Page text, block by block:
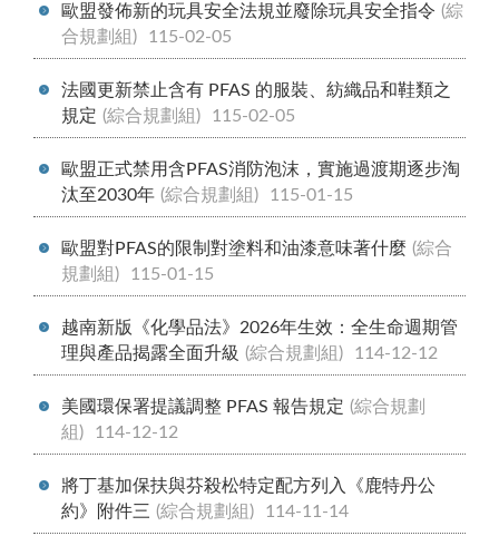
歐盟發佈新的玩具安全法規並廢除玩具安全指令 (綜
合規劃組)
115-02-05
法國更新禁止含有 PFAS 的服裝、紡織品和鞋類之
規定 (綜合規劃組) 115-02-05
歐盟正式禁用含PFAS消防泡沫，實施過渡期逐步淘
汰至2030年 (綜合規劃組) 115-01-15
歐盟對PFAS的限制對塗料和油漆意味著什麼 (綜合
規劃組)
115-01-15
越南新版《化學品法》2026年生效：全生命週期管
理與產品揭露全面升級 (綜合規劃組) 114-12-12
美國環保署提議調整 PFAS 報告規定 (綜合規劃
組)
114-12-12
將丁基加保扶與芬殺松特定配方列入《鹿特丹公
約》附件三 (綜合規劃組) 114-11-14